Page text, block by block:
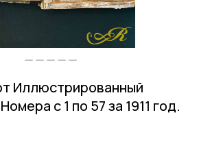
Иллюстрированный
с 1 по 57 за 1911 год.